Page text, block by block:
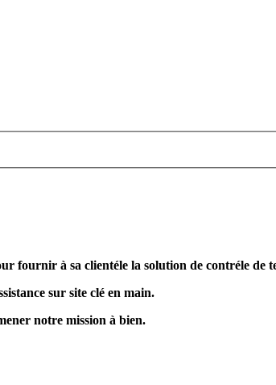
fournir à sa clientéle la solution de contréle de
sur site clé en main.
notre mission à bien.